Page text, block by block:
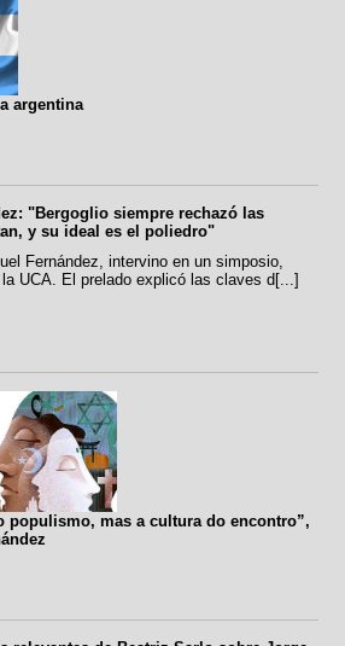
argentina
"Bergoglio siempre rechazó las
y su ideal es el poliedro"
Fernández, intervino en un simposio,
UCA. El prelado explicó las claves d[...]
populismo, mas a cultura do encontro”,